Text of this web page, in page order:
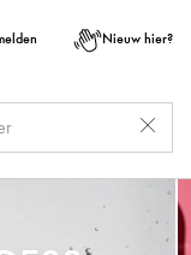
Nieuw hier?